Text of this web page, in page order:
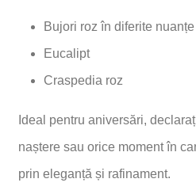
Bujori roz în diferite nuanțe
Eucalipt
Craspedia roz
Ideal pentru aniversări,
naștere sau orice moment în
prin eleganță și rafinament.